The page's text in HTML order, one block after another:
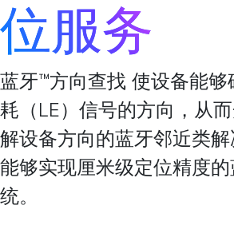
位服务
蓝牙™方向查找 使设备能够
耗（LE）信号的方向，从
解设备方向的蓝牙邻近类
能够实现厘米级定位精度
统。